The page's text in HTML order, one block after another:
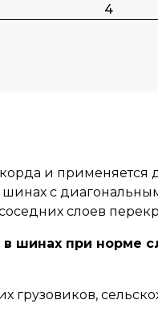
4
корда и
с
слоев
шинах при норме
грузовиков,